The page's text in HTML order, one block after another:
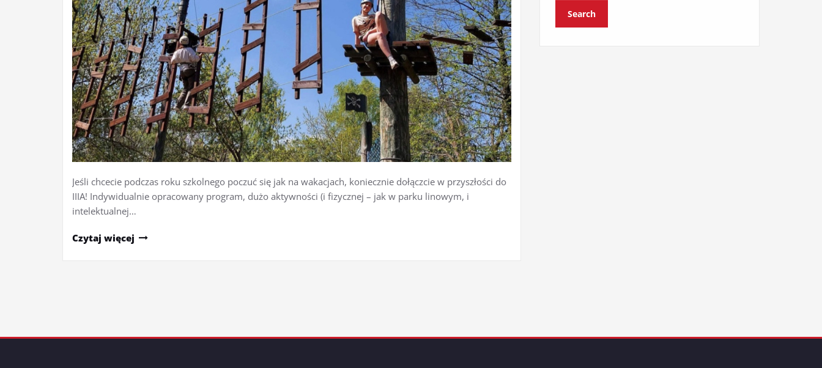
Jeśli chcecie podczas roku szkolnego poczuć się jak na wakacjach, koniecznie dołączcie w przyszłości do
IIIA! Indywidualnie opracowany program, dużo aktywności (i fizycznej – jak w parku linowym, i
intelektualnej…
Czytaj więcej